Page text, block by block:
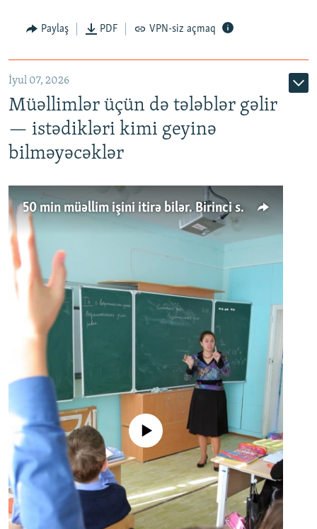
Paylaş PDF VPN-siz açmaq
İyul 07, 2026
Müəllimlər üçün də tələblər gəlir
— istədikləri kimi geyinə
bilməyəcəklər
50 min müəllim işini itirə bilər. Birinci sinfə gedənlər azalır
No media source currently available